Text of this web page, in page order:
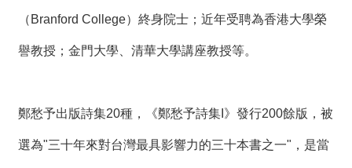
（Branford College）終身院士；近年受聘為香港大學榮
譽教授；金門大學、清華大學講座教授等。
鄭愁予出版詩集20種，《鄭愁予詩集I》發行200餘版，被
選為"三十年來對台灣最具影響力的三十本書之一"，是當